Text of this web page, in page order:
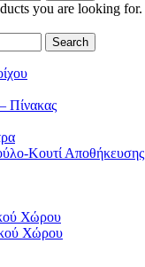
you are looking for.
Search
Πίνακας
Κουτί Αποθήκευσης
Χώρου
Χώρου